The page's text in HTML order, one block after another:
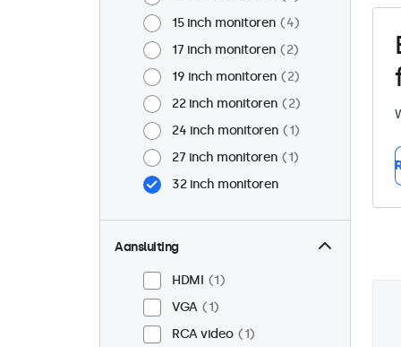
15 inch monitoren
4
17 inch monitoren
2
19 inch monitoren
2
22 inch monitoren
2
24 inch monitoren
1
27 inch monitoren
1
32 inch monitoren
Aansluiting
HDMI
1
VGA
1
RCA video
1